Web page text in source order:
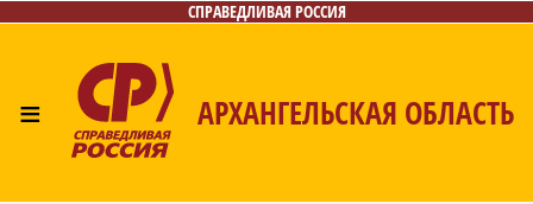
СПРАВЕДЛИВАЯ РОССИЯ
≡ АРХАНГЕЛЬСКАЯ ОБЛАСТЬ